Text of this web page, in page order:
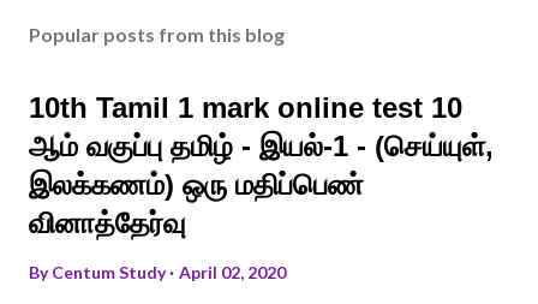
Popular posts from this blog
10th Tamil 1 mark online test 10
ஆம் வகுப்பு தமிழ் - இயல்-1 - (செய்யுள்,
இலக்கணம்) ஒரு மதிப்பெண்
வினாத்தேர்வு
ByCentum Study April 02, 2020